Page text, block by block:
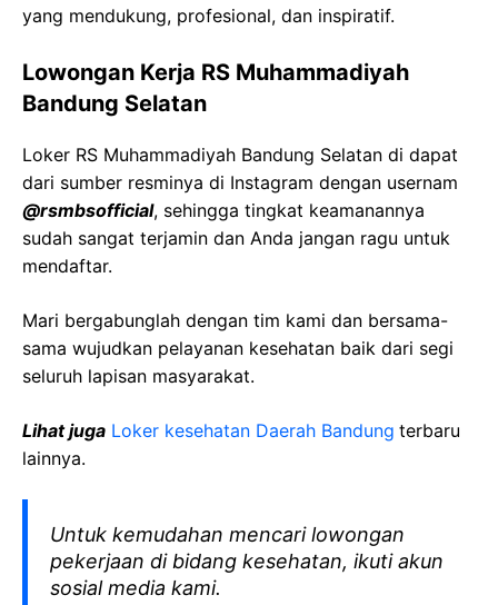
yang mendukung, profesional, dan inspiratif.
Lowongan Kerja RS Muhammadiyah
Bandung Selatan
Loker RS Muhammadiyah Bandung Selatan di dapat
dari sumber resminya di Instagram dengan usernam
@rsmbsofficial, sehingga tingkat keamanannya
sudah sangat terjamin dan Anda jangan ragu untuk
mendaftar.
Mari bergabunglah dengan tim kami dan bersama-
sama wujudkan pelayanan kesehatan baik dari segi
seluruh lapisan masyarakat.
Lihat juga Loker kesehatan Daerah Bandung terbaru
lainnya.
Untuk kemudahan mencari lowongan
pekerjaan di bidang kesehatan, ikuti akun
sosial media kami.